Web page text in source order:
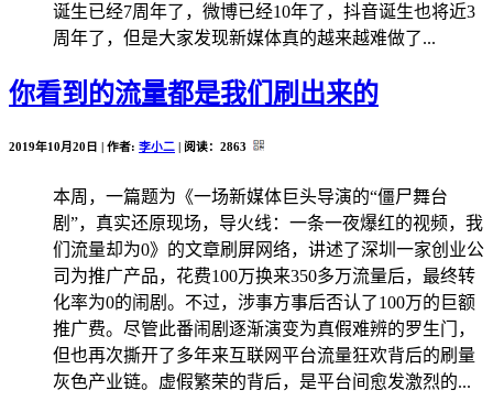
诞生已经7周年了，微博已经10年了，抖音诞生也将近3
周年了，但是大家发现新媒体真的越来越难做了...
你看到的流量都是我们刷出来的
2019年10月20日 | 作者: 李小二 | 阅读： 2863
本周，一篇题为《一场新媒体巨头导演的“僵尸舞台
剧”，真实还原现场，导火线：一条一夜爆红的视频，我
们流量却为0》的文章刷屏网络，讲述了深圳一家创业公
司为推广产品，花费100万换来350多万流量后，最终转
化率为0的闹剧。不过，涉事方事后否认了100万的巨额
推广费。尽管此番闹剧逐渐演变为真假难辨的罗生门，
但也再次撕开了多年来互联网平台流量狂欢背后的刷量
灰色产业链。虚假繁荣的背后，是平台间愈发激烈的...